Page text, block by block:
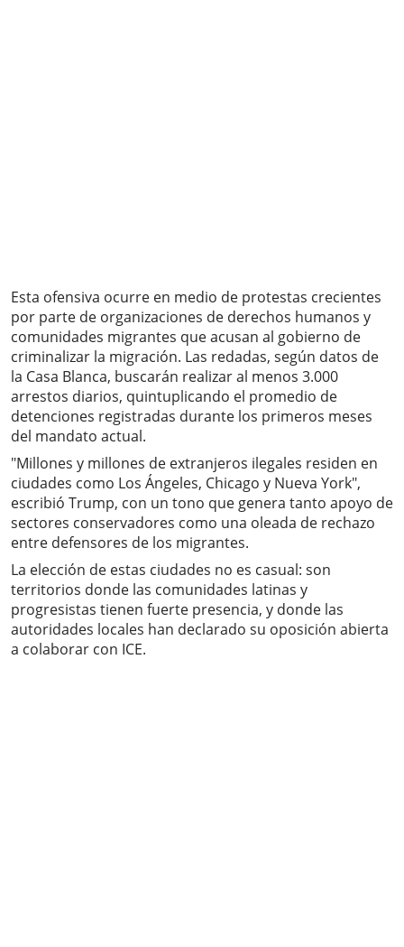
Esta ofensiva ocurre en medio de protestas crecientes
por parte de organizaciones de derechos humanos y
comunidades migrantes que acusan al gobierno de
criminalizar la migración. Las redadas, según datos de
la Casa Blanca, buscarán realizar al menos 3.000
arrestos diarios, quintuplicando el promedio de
detenciones registradas durante los primeros meses
del mandato actual.
"Millones y millones de extranjeros ilegales residen en
ciudades como Los Ángeles, Chicago y Nueva York",
escribió Trump, con un tono que genera tanto apoyo de
sectores conservadores como una oleada de rechazo
entre defensores de los migrantes.
La elección de estas ciudades no es casual: son
territorios donde las comunidades latinas y
progresistas tienen fuerte presencia, y donde las
autoridades locales han declarado su oposición abierta
a colaborar con ICE.